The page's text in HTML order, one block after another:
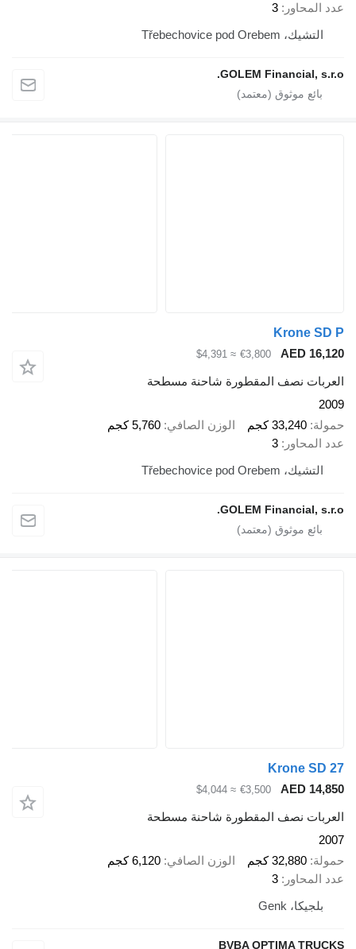
عدد المحاور
3
التشيك، Třebechovice pod Orebem
GOLEM Financial, s.r.o.
Krone SD P
AED 16,120
€3,800
≈ $4,391
العربات نصف المقطورة شاحنة مسطحة
2009
حمولة 33,240 كجم الوزن الصافي 5,760 كجم
عدد المحاور
3
التشيك، Třebechovice pod Orebem
GOLEM Financial, s.r.o.
Krone SD 27
AED 14,850
€3,500
≈ $4,044
العربات نصف المقطورة شاحنة مسطحة
2007
حمولة 32,880 كجم الوزن الصافي 6,120 كجم
عدد المحاور
3
بلجيكا، Genk
BVBA OPTIMA TRUCKS